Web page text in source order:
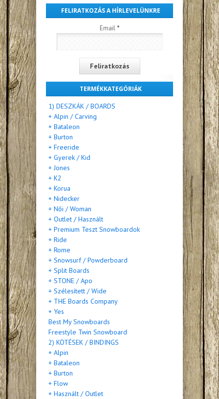
FELIRATKOZÁS A HÍRLEVELÜNKRE
Email *
TERMÉKKATEGÓRIÁK
1) DESZKÁK / BOARDS
+ Alpin / Carving
+ Bataleon
+ Burton
+ Freeride
+ Gyerek / Kid
+ Jones
+ K2
+ Korua
+ Nidecker
+ Női / Woman
+ Outlet / Használt
+ Premium Teszt Snowboardok
+ Ride
+ Rome
+ Snowsurf / Powderboard
+ Split Boards
+ STONE / Apo
+ Szélesített / Wide
+ THE Boards Company
+ Yes
Best My Snowboards
Freestyle Twin Snowboard
2) KÖTÉSEK / BINDINGS
+ Alpin
+ Bataleon
+ Burton
+ Flow
+ Használt / Outlet